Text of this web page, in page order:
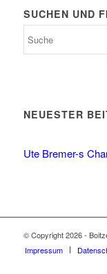
SUCHEN UND
NEUESTER
Ute Bremer-s
© Copyright 2026 -
Impressum